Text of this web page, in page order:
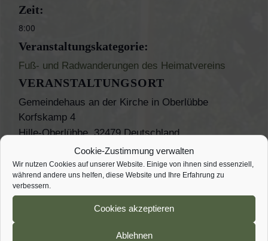
Cookie-Zustimmung verwalten
Wir nutzen Cookies auf unserer Website. Einige von ihnen sind essenziell,
während andere uns helfen, diese Website und Ihre Erfahrung zu
verbessern.
Cookies akzeptieren
Ablehnen
Zeit:
8:00
Veranstaltungskategorie:
Fuß- und Radwanderungen des Heimatvereins
VERANSTALTUNGSORT
Gemeindehaus an der Kirche in Oberlübbe
Korfskamp 4
Hille-Oberlübbe, 32479 Deutschland
Veranstaltungsort-Website anzeigen
Obstbaumschnitt Backtag mit Oldtimer-Treffen